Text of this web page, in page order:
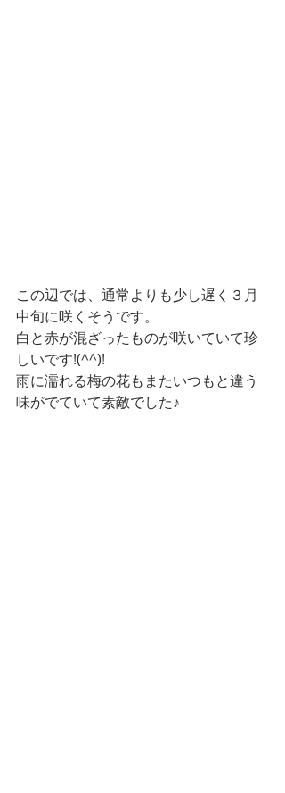
この辺では、通常よりも少し遅く３月
中旬に咲くそうです。
白と赤が混ざったものが咲いていて珍
しいです!(^^)!
雨に濡れる梅の花もまたいつもと違う
味がでていて素敵でした♪